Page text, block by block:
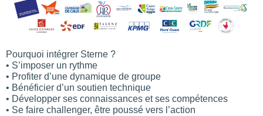
Pourquoi intégrer Sterne ?
• S’imposer un rythme
• Profiter d’une dynamique de groupe
• Bénéficier d’un soutien technique
• Développer ses connaissances et ses compétences
• Se faire challenger, être poussé vers l’action